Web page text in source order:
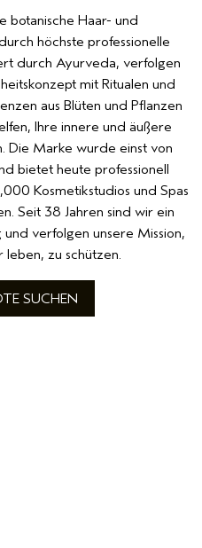
botanische Haar- und
höchste professionelle
durch Ayurveda, verfolgen
mit Ritualen und
aus Blüten und Pflanzen
Ihre innere und äußere
Die Marke wurde einst von
bietet heute professionell
Kosmetikstudios und Spas
Seit 38 Jahren sind wir ein
verfolgen unsere Mission,
zu schützen.
SUCHEN